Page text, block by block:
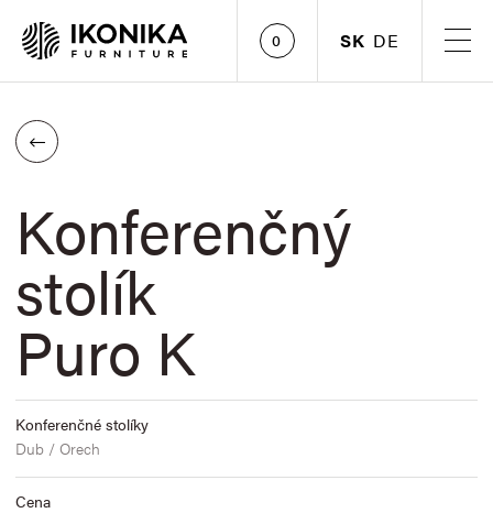
0 SK DE
Konferenčný
stolík
Puro K
Konferenčné stolíky
Dub / Orech
Cena